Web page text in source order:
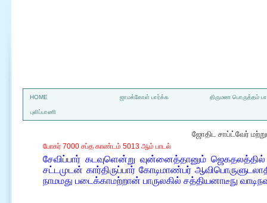
HOME ஜாமக்கோள் பார்க்க திருமண பொருத்தம்
புலிப்பாணி
ஜோதிட சாப்ட்வேர்
போகர் 7000 சப்த காண்டம் 5013 ஆம் பாடல்
சேவிப்பார் கடவுளென்று வுன்னைத்தானும்
சட்டமுடன் கார்திருப்பார் கோடிமாண்பர்
நாமமது படைக்காமற்றான் பாருலகில் சத்தியனாடீநு